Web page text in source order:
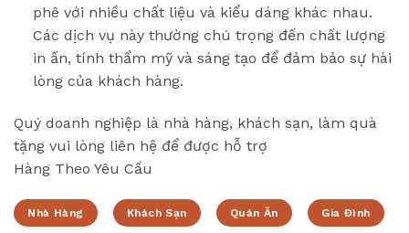
phê với nhiều chất liệu và kiểu dáng khác nhau.
Các dịch vụ này thường chú trọng đến chất lượng
in ấn, tính thẩm mỹ và sáng tạo để đảm bảo sự hài
lòng của khách hàng.
Quý doanh nghiệp là nhà hàng, khách sạn, làm quà
tặng vui lòng liên hệ để được hỗ trợ
Hàng Theo Yêu Cầu
Nhà Hàng Khách Sạn Quán Ăn Gia Đình